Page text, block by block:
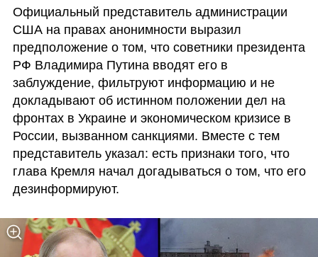
Официальный представитель администрации
США на правах анонимности выразил
предположение о том, что советники президента
РФ Владимира Путина вводят его в
заблуждение, фильтруют информацию и не
докладывают об истинном положении дел на
фронтах в Украине и экономическом кризисе в
России, вызванном санкциями. Вместе с тем
представитель указал: есть признаки того, что
глава Кремля начал догадываться о том, что его
дезинформируют.